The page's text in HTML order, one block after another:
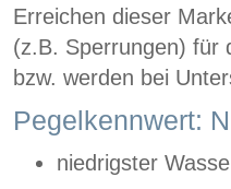
Erreichen dieser
(z.B. Sperrungen) für
bzw. werden bei
Pegelkennwert:
niedrigster